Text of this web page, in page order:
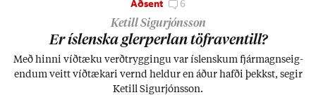
Aðsent 6
Ketill Sigurjónsson
Er ís­lenska glerperl­an töfra­ventill?
Með hinni víð­tæku verð­trygg­ingu var ís­lensk­um fjár­magns­eig­
end­um veitt víð­tæk­ari vernd held­ur en áð­ur hafði þekkst, seg­ir
Ketill Sig­ur­jóns­son.